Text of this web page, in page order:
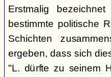
Erstmalig
bestimmte politische
Schichten
ergeben, dass sich
"L. dürfte zu seinem